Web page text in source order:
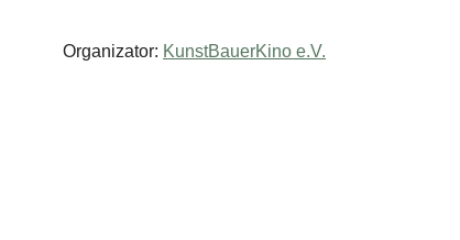
Organizator: KunstBauerKino e.V.